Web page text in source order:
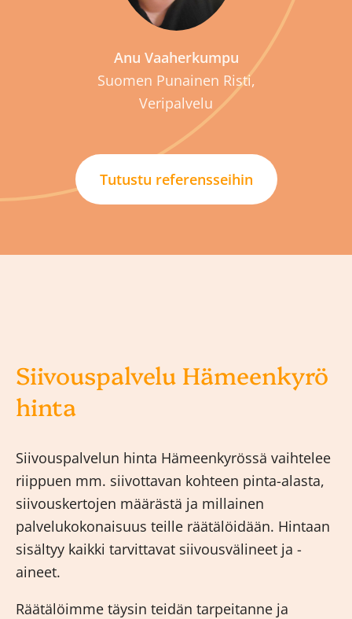
Anu Vaaherkumpu
Suomen Punainen Risti,
Veripalvelu
Tutustu referensseihin
Siivouspalvelu Hämeenkyrö
hinta
Siivouspalvelun hinta Hämeenkyrössä vaihtelee
riippuen mm. siivottavan kohteen pinta-alasta,
siivouskertojen määrästä ja millainen
palvelukokonaisuus teille räätälöidään. Hintaan
sisältyy kaikki tarvittavat siivousvälineet ja -
aineet.
Räätälöimme täysin teidän tarpeitanne ja